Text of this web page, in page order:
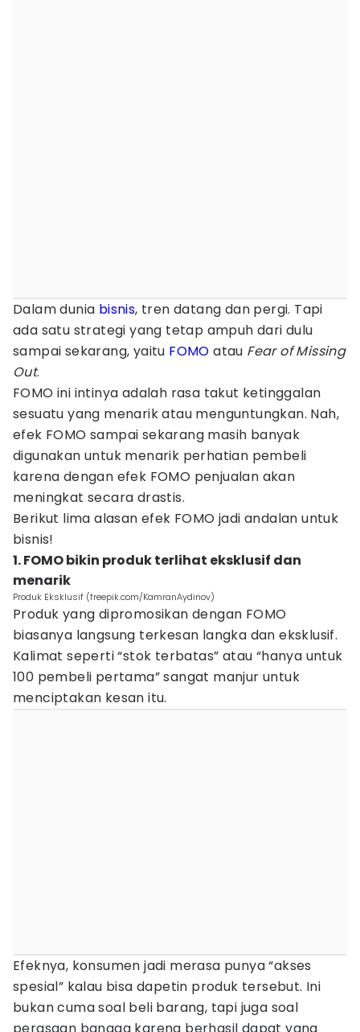
Dalam dunia bisnis, tren datang dan pergi. Tapi
ada satu strategi yang tetap ampuh dari dulu
sampai sekarang, yaitu FOMO atau Fear of Missing
Out.
FOMO ini intinya adalah rasa takut ketinggalan
sesuatu yang menarik atau menguntungkan. Nah,
efek FOMO sampai sekarang masih banyak
digunakan untuk menarik perhatian pembeli
karena dengan efek FOMO penjualan akan
meningkat secara drastis.
Berikut lima alasan efek FOMO jadi andalan untuk
bisnis!
1. FOMO bikin produk terlihat eksklusif dan
menarik
Produk Eksklusif (freepik.com/KamranAydinov)
Produk yang dipromosikan dengan FOMO
biasanya langsung terkesan langka dan eksklusif.
Kalimat seperti “stok terbatas” atau “hanya untuk
100 pembeli pertama” sangat manjur untuk
menciptakan kesan itu.
Efeknya, konsumen jadi merasa punya “akses
spesial” kalau bisa dapetin produk tersebut. Ini
bukan cuma soal beli barang, tapi juga soal